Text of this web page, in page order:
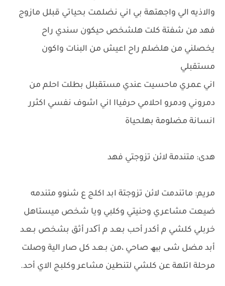
والاذيه الي واجهتهة بي اني نضلمت بحياتي قبلل مازوج
فهد من شفتة كلت هلشخص حيكون سندي راح
يخصلني من هلضلم راح اعيش من البنات واكون
مستقبلي
اني عمري ماحسيت عندي مستقبلل بطلت احلم من
دمروني ودمرو احلامي حرفياا اني اشوف نفسي اكثرر
انسانة مضلومة بهلحياة
هدى: متندمة لائن تزوجتي فهد
مريم: ماتندمت لائن تزوجتة ابد اكلج ع شنوو متندمه
ضيعت مشاعري وحنيتي وكلبي ويا شخص ميستاهل
خربلي كلشي م أكدر أحب بعـد م أکدر أثق بشخص بـعـد
أبد مضل شی بیھ صاحي ،من بـعـد كل صار الية وصلت
مرحلة اتلهة عن كلشي لتنطين مشاعر وكلبج الاي أحد.